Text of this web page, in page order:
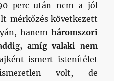
perc után nem a jól
mérkőzés következett
hanem háromszori
amíg valaki nem
ismert istenítélet
volt, de